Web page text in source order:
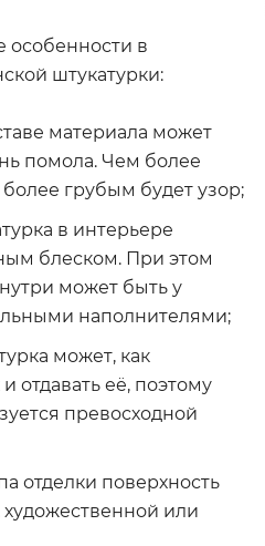
особенности в
штукатурки:
материала может
помола. Чем более
грубым будет узор;
в интерьере
блеском. При этом
может быть у
наполнителями;
может, как
и отдавать её, поэтому
превосходной
отделки поверхность
или